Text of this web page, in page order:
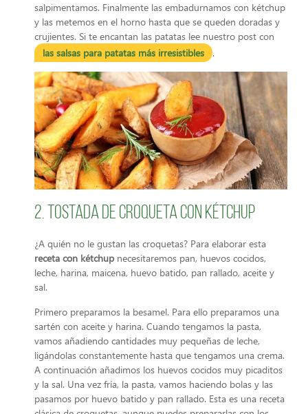
salpimentamos. Finalmente las embadurnamos con kétchup
y las metemos en el horno hasta que se queden doradas y
crujientes. Si te encantan las patatas lee nuestro post con
las salsas para patatas más irresistibles
.
2. Tostada de croqueta con kétchup
¿A quién no le gustan las croquetas? Para elaborar esta
receta con kétchup necesitaremos pan, huevos cocidos,
leche, harina, maicena, huevo batido, pan rallado, aceite y
sal.
Primero preparamos la besamel. Para ello preparamos una
sartén con aceite y harina. Cuando tengamos la pasta,
vamos añadiendo cantidades muy pequeñas de leche,
ligándolas constantemente hasta que tengamos una crema.
A continuación añadimos los huevos cocidos muy picaditos
y la sal. Una vez fría, la pasta, vamos haciendo bolas y las
pasamos por huevo batido y pan rallado. Esta es una receta